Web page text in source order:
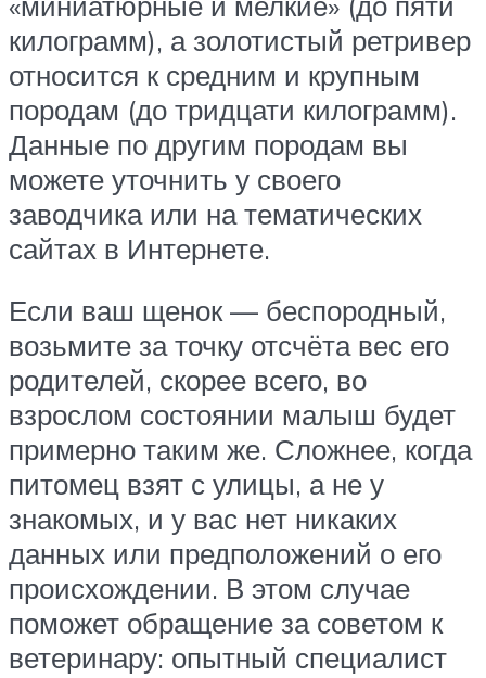
килограмм), а золотистый ретривер
относится к средним и крупным
породам (до тридцати килограмм).
Данные по другим породам вы
можете уточнить у своего
заводчика или на тематических
сайтах в Интернете.
Если ваш щенок — беспородный,
возьмите за точку отсчёта вес его
родителей, скорее всего, во
взрослом состоянии малыш будет
примерно таким же. Сложнее, когда
питомец взят с улицы, а не у
знакомых, и у вас нет никаких
данных или предположений о его
происхождении. В этом случае
поможет обращение за советом к
ветеринару: опытный специалист